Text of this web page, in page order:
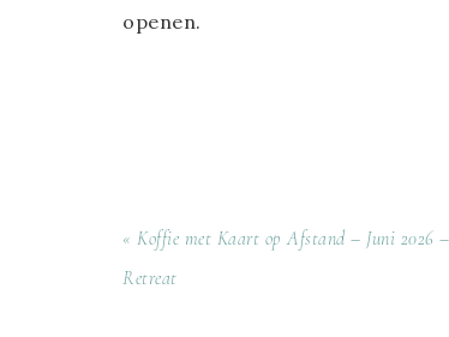
openen.
« Koffie met Kaart op Afstand – Juni 2026
Retreat